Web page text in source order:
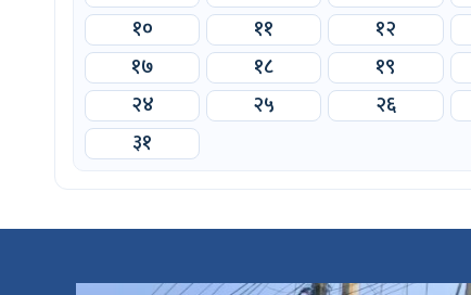
१०
११ १२
१७
१८ १९
२४
२५ २६
३१